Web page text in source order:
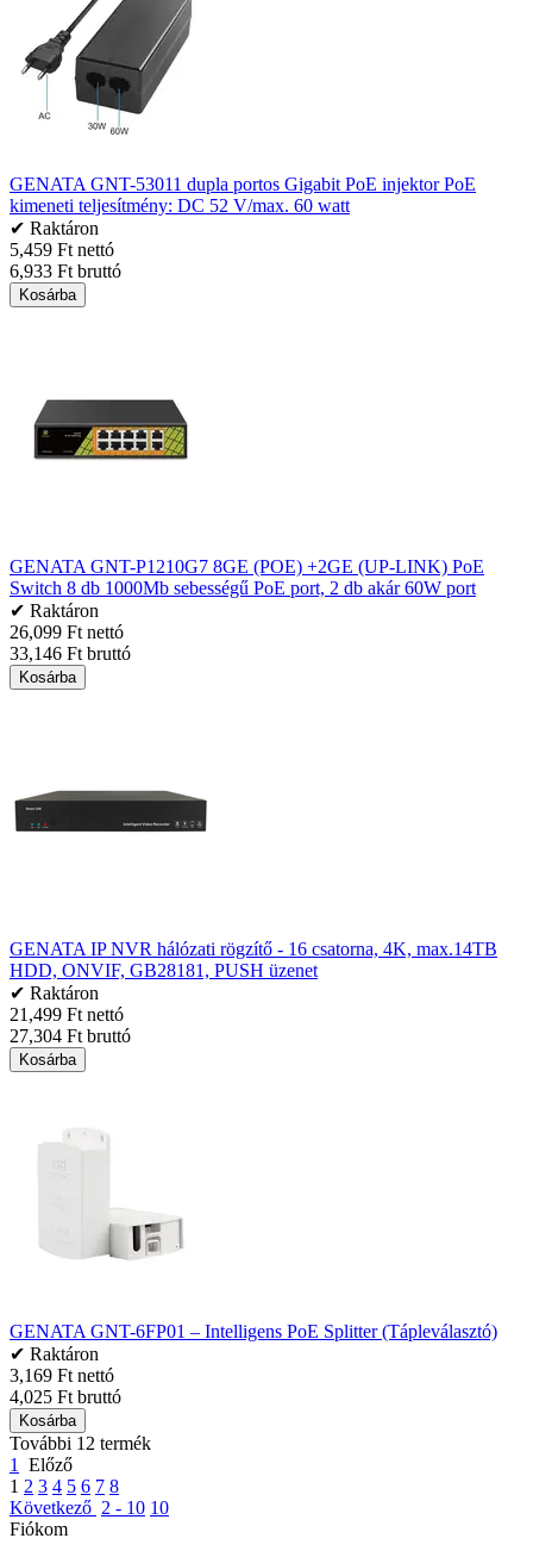
GENATA GNT-53011 dupla portos Gigabit PoE injektor PoE
kimeneti teljesítmény: DC 52 V/max. 60 watt
✔ Raktáron
5,459 Ft nettó
6,933 Ft bruttó
Kosárba
GENATA GNT-P1210G7 8GE (POE) +2GE (UP-LINK) PoE
Switch 8 db 1000Mb sebességű PoE port, 2 db akár 60W port
✔ Raktáron
26,099 Ft nettó
33,146 Ft bruttó
Kosárba
GENATA IP NVR hálózati rögzítő - 16 csatorna, 4K, max.14TB
HDD, ONVIF, GB28181, PUSH üzenet
✔ Raktáron
21,499 Ft nettó
27,304 Ft bruttó
Kosárba
GENATA GNT-6FP01 – Intelligens PoE Splitter (Tápleválasztó)
✔ Raktáron
3,169 Ft nettó
4,025 Ft bruttó
Kosárba
További 12 termék
1
Előző
1 2 3 4 5 6 7 8
Következő 2 - 10 10
Fiókom